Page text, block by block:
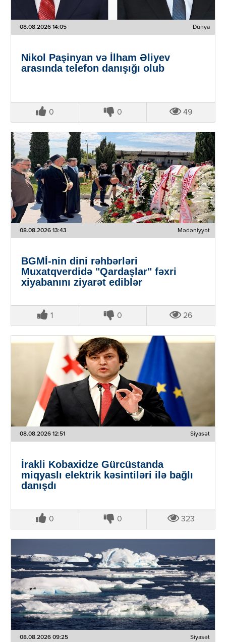
08.08.2026 14:05 Dünya
Nikol Paşinyan və İlham Əliyev
arasında telefon danışığı olub
0 0 49
08.08.2026 13:43 Mədəniyyət
BGMİ-nin dini rəhbərləri
Muxatqverdidə "Qardaşlar" fəxri
xiyabanını ziyarət ediblər
1 0 26
08.08.2026 12:51 Siyasət
İrakli Kobaxidze Gürcüstanda
miqyaslı elektrik kəsintiləri ilə bağlı
danışdı
0 0 323
08.08.2026 09:25 Siyasət